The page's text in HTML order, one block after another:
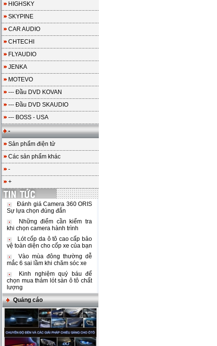
HIGHSKY
SKYPINE
CAR AUDIO
CHTECHI
FLYAUDIO
JENKA
MOTEVO
--- Đầu DVD KOVAN
--- Đầu DVD SKAUDIO
--- BOSS - USA
-
Sản phẩm điện tử
Các sản phẩm khác
-
+
Đánh giá Camera 360 ORIS
Sự lựa chọn đúng đắn
Những điểm cần kiểm tra
khi chọn camera hành trình
Lót cốp da ô tô cao cấp bảo
vệ toàn diện cho cốp xe của bạn
Vào mùa đông thường dễ
mắc 6 sai lầm khi chăm sóc xe
Kinh nghiệm quý báu để
chọn mua thảm lót sàn ô tô chất
lượng
Quảng cáo